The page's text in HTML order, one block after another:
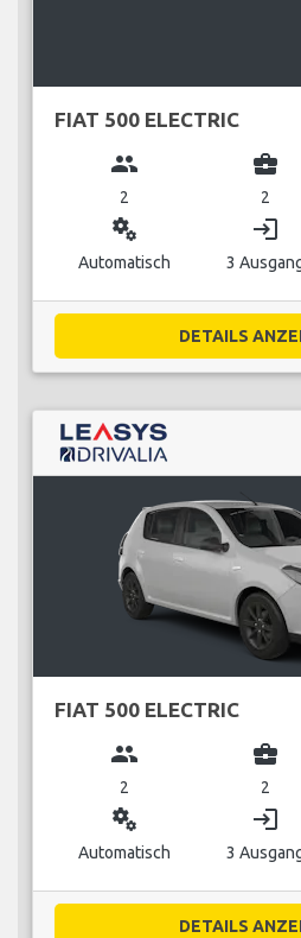
FIAT 500 ELECTRIC
group
2
business_center
2
miscellaneous_services
Automatisch
login
3
DETAILS
FIAT 500 ELECTRIC
group
2
business_center
2
miscellaneous_services
Automatisch
login
3
DETAILS